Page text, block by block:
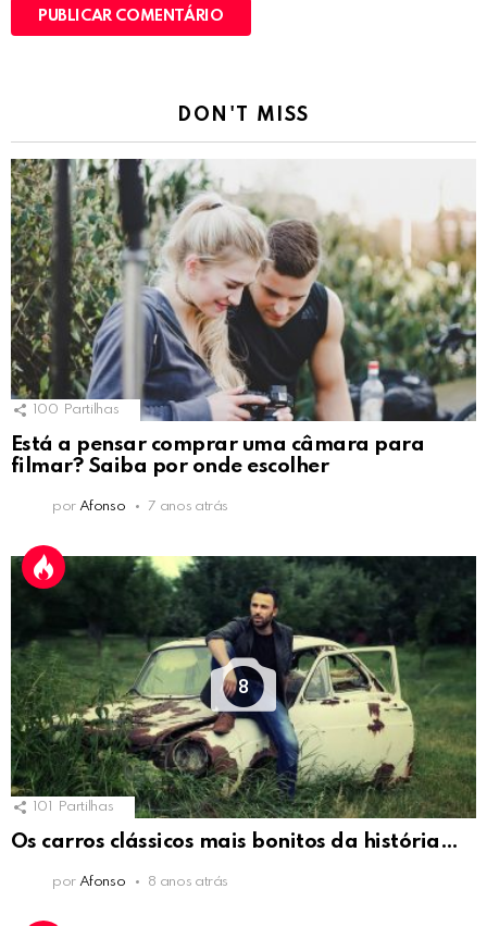
DON'T MISS
100 Partilhas
Está a pensar comprar uma câmara para
filmar? Saiba por onde escolher
por Afonso 7 anos atrás
8
101 Partilhas
Os carros clássicos mais bonitos da história…
por Afonso 8 anos atrás